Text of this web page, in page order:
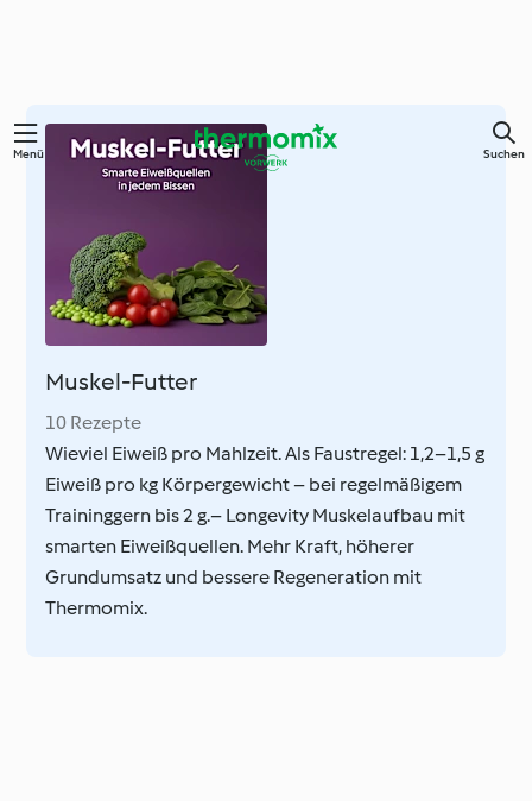
Zum
Hauptinhalt
Menü Suchen
Muskel-Futter
10 Rezepte
Wieviel Eiweiß pro Mahlzeit. Als Faustregel: 1,2–1,5 g
Eiweiß pro kg Körpergewicht – bei regelmäßigem
Traininggern bis 2 g.– Longevity Muskelaufbau mit
smarten Eiweißquellen. Mehr Kraft, höherer
Grundumsatz und bessere Regeneration mit
Thermomix.